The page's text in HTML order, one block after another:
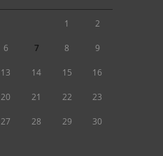
1 2
6 7 8 9
13 14 15 16
20 21 22 23
27 28 29 30